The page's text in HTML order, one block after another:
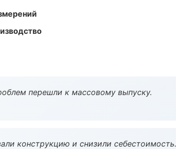
перешли к массовому выпуску.
конструкцию и снизили себестоимость.